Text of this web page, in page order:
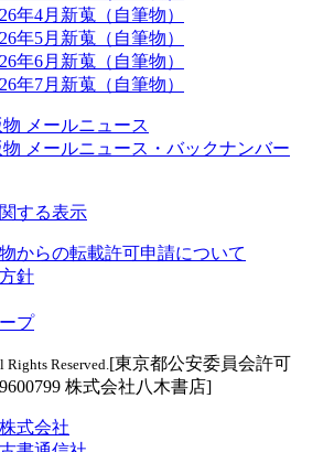
年4月新蒐（自筆物）
年5月新蒐（自筆物）
年6月新蒐（自筆物）
年7月新蒐（自筆物）
メールニュース
メールニュース・バックナンバー
する表示
からの転載許可申請について
針
プ
Reserved.[東京都公安委員会許可
株式会社八木書店]
式会社